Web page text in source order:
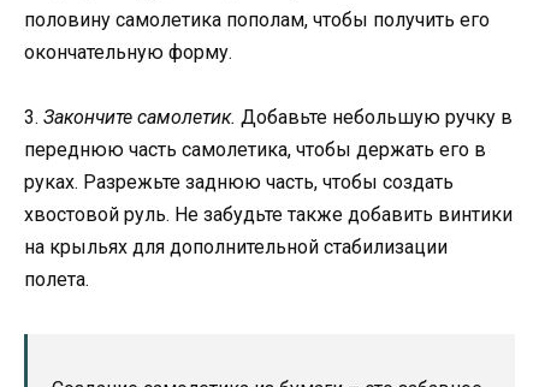
половину самолетика пополам, чтобы получить его
окончательную форму.
3. Закончите самолетик. Добавьте небольшую ручку в
переднюю часть самолетика, чтобы держать его в
руках. Разрежьте заднюю часть, чтобы создать
хвостовой руль. Не забудьте также добавить винтики
на крыльях для дополнительной стабилизации
полета.